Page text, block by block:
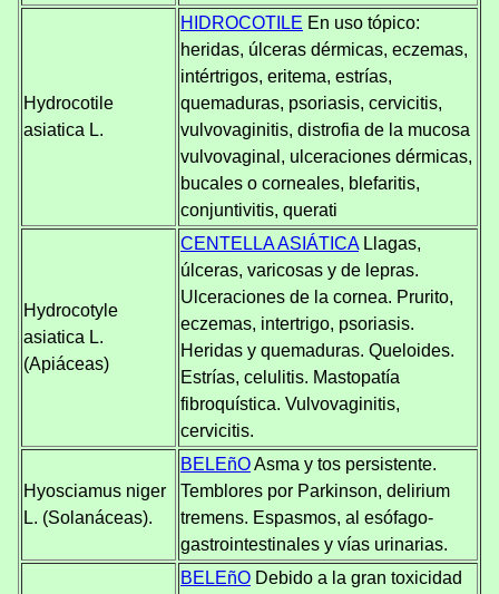
Hydrocotile
asiatica L.
HIDROCOTILE En uso tópico:
heridas, úlceras dérmicas, eczemas,
intértrigos, eritema, estrías,
quemaduras, psoriasis, cervicitis,
vulvovaginitis, distrofia de la mucosa
vulvovaginal, ulceraciones dérmicas,
bucales o corneales, blefaritis,
conjuntivitis, querati
Hydrocotyle
asiatica L.
(Apiáceas)
CENTELLA ASIÁTICALlagas,
úlceras, varicosas y de lepras.
Ulceraciones de la cornea. Prurito,
eczemas, intertrigo, psoriasis.
Heridas y quemaduras. Queloides.
Estrías, celulitis. Mastopatía
fibroquística. Vulvovaginitis,
cervicitis.
Hyosciamus niger
L. (Solanáceas).
BELEñOAsma y tos persistente.
Temblores por Parkinson, delirium
tremens. Espasmos, al esófago-
gastrointestinales y vías urinarias.
BELEñO Debido a la gran toxicidad